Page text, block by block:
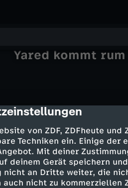
von ZDF, ZDFheute
Techniken ein. Einige der
Mit deiner
deinem Gerät speichern
nicht an Dritte weiter, die
nicht zu kommerziellen
Yared kommt rum
Rockpalast
Inna De Yard -
2023
Das Gold
Der Coup
Von Jack the Ripper
Affäre
hr-Sinfonieorchester
Ravel/Maresz:
Renaud
Hallo Niedersachsen
Hallo Niedersachsen